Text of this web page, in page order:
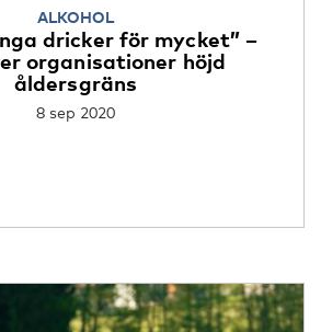
ALKOHOL
dricker för mycket” –
organisationer höjd
åldersgräns
8 sep 2020